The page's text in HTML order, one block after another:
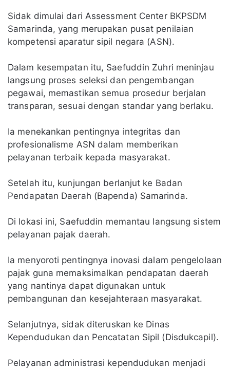
Sidak dimulai dari Assessment Center BKPSDM
Samarinda, yang merupakan pusat penilaian
kompetensi aparatur sipil negara (ASN).
Dalam kesempatan itu, Saefuddin Zuhri meninjau
langsung proses seleksi dan pengembangan
pegawai, memastikan semua prosedur berjalan
transparan, sesuai dengan standar yang berlaku.
Ia menekankan pentingnya integritas dan
profesionalisme ASN dalam memberikan
pelayanan terbaik kepada masyarakat.
Setelah itu, kunjungan berlanjut ke Badan
Pendapatan Daerah (Bapenda) Samarinda.
Di lokasi ini, Saefuddin memantau langsung sistem
pelayanan pajak daerah.
Ia menyoroti pentingnya inovasi dalam pengelolaan
pajak guna memaksimalkan pendapatan daerah
yang nantinya dapat digunakan untuk
pembangunan dan kesejahteraan masyarakat.
Selanjutnya, sidak diteruskan ke Dinas
Kependudukan dan Pencatatan Sipil (Disdukcapil).
Pelayanan administrasi kependudukan menjadi